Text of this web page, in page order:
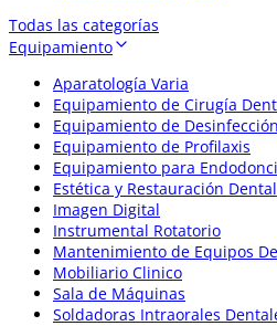
Todas las categorías
Equipamiento
Aparatología Varia
Equipamiento de Cirugía
Equipamiento de
Equipamiento de Profilaxis
Equipamiento para
Estética y Restauración Dental
Imagen Digital
Instrumental Rotatorio
Mantenimiento de Equipos
Mobiliario Clinico
Sala de Máquinas
Soldadoras Intraorales